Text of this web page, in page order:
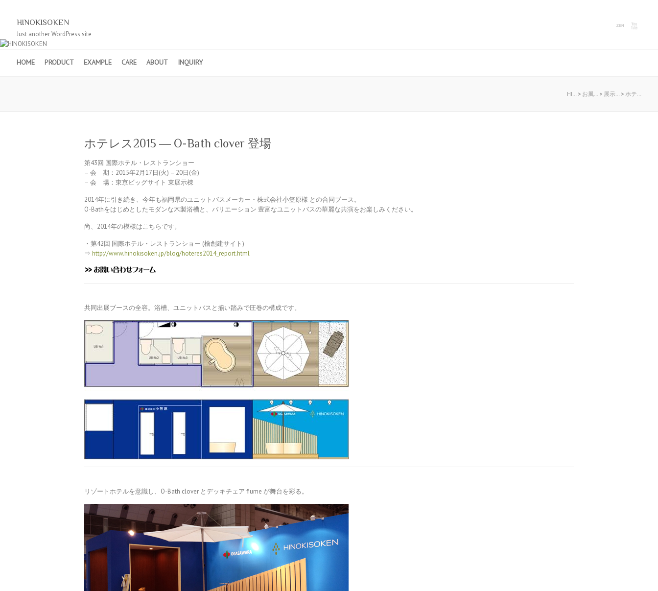
HINOKISOKEN
Just another WordPress site
HOME PRODUCT EXAMPLE CARE ABOUT INQUIRY
HI… > お風… > 展示… >ホテ…
ホテレス2015 ― O-Bath clover 登場
第43回 国際ホテル・レストランショー
– 会 期：2015年2月17日(火) – 20日(金)
– 会 場：東京ビッグサイト 東展示棟
2014年に引き続き、今年も福岡県のユニットバスメーカー・株式会社小笠原様 との合同ブース。
O-Bathをはじめとしたモダンな木製浴槽と、バリエーション 豊富なユニットバスの華麗な共演をお楽しみください。
尚、2014年の模様はこちらです。
・第42回 国際ホテル・レストランショー (檜創建サイト)
⇒ http://www.hinokisoken.jp/blog/hoteres2014_report.html
共同出展ブースの全容。浴槽、ユニットバスと揃い踏みで圧巻の構成です。
リゾートホテルを意識し、O-Bath clover とデッキチェア fiume が舞台を彩る。